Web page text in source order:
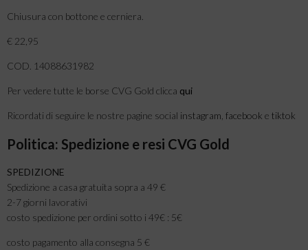
Chiusura con bottone e cerniera.
€ 22,95
COD. 14088631982
Per vedere tutte le borse CVG Gold clicca qui
Ricordati di seguire le nostre pagine social instagram facebook e tiktok
Politica: Spedizione e resi CVG Gold
SPEDIZIONE
Spedizione a casa gratuita sopra a 49 €
2-7 giorni lavorativi
costo spedizione per ordini sotto i 49€ : 5€
costo pagamento alla consegna 5 €